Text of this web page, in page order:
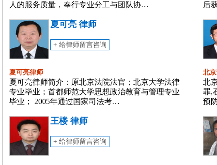
人的服务质量，奉行专业分工与团队协…
后
夏可亮 律师
+ 给律师留言咨询
夏可亮律师
夏可亮律师简介：原北京法院法官；北京大学法律
专业毕业；首都师范大学思想政治教育与管理专业
毕业； 2005年通过国家司法考…
北
北
罪,
预
王楼 律师
+ 给律师留言咨询